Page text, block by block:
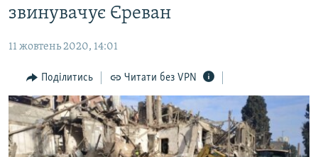
до
основної
Перейти
до
пошуку
БЛОГИ
ПОГЛЯД
ІНТЕРВ'Ю
ВСЕ ЗА ДЕНЬ
звинувачує Єреван
11 жовтень 2020, 14:01
Поділитись Читати без VPN